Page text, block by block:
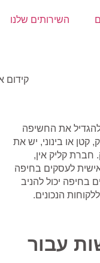
השירותים שלנו
להגדיל את החשיפה
קטן או בינוני, יש את
קליק אין,
לעסקים בחיפה
בחיפה יכול להניב
הנכונים.
עבור